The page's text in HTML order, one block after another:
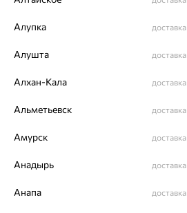
Популярные товары
Алупка доставка
Алушта доставка
Алхан-Кала доставка
Альметьевск доставка
Амурск доставка
Анадырь доставка
Анапа доставка